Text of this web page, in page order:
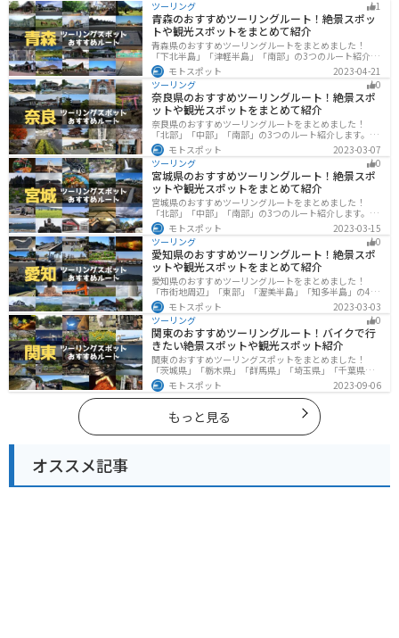
ツーリング 1
青森のおすすめツーリングルート！絶景スポッ
トや観光スポットをまとめて紹介
青森県のおすすめツーリングルートをまとめました！
「下北半島」「津軽半島」「南部」の3つのルート紹介し
ます。自然に恵まれた風光明媚な景色や歴史文化に触れ
られる観光スポットが多くあります。バイクで青森県に
ツーリングに行く際は参考にしてください。
モトスポット
2023-04-21
ツーリング
0
奈良県のおすすめツーリングルート！絶景スポ
ットや観光スポットをまとめて紹介
奈良県のおすすめツーリングルートをまとめました！
「北部」「中部」「南部」の3つのルート紹介します。歴
史のある神社寺院が多数あり、自然豊かや山々、グルメ
を満喫するツーリングができます。バイクで奈良県にツ
ーリングに行く際は参考にしてください。
モトスポット
2023-03-07
ツーリング
0
宮城県のおすすめツーリングルート！絶景スポ
ットや観光スポットをまとめて紹介
宮城県のおすすめツーリングルートをまとめました！
「北部」「中部」「南部」の3つのルート紹介します。キ
ツネ村や広大な山や滝、湖などを歴史や自然を満喫する
ツーリングができます。バイクで宮城県にツーリングに
行く際は参考にしてください。
モトスポット
2023-03-15
ツーリング
0
愛知県のおすすめツーリングルート！絶景スポ
ットや観光スポットをまとめて紹介
愛知県のおすすめツーリングルートをまとめました！
「市街地周辺」「東部」「渥美半島」「知多半島」の4つ
のルート紹介します。名古屋周辺の栄えたスポットから
山、海、美術館なども多数あり、自然・歴史・文化を満
喫するツーリングができます。バイクで愛知県にツーリ
ングに行く際は参考にしてください。
モトスポット
2023-03-03
ツーリング
0
関東のおすすめツーリングルート！バイクで行
きたい絶景スポットや観光スポット紹介
関東のおすすめツーリングスポットをまとめました！
「茨城県」「栃木県」「群馬県」「埼玉県」「千葉県」
「東京都」「神奈川県」の各県の観光地紹介します。自
然豊かな山々や湖、温泉地が点在し、四季折々の景色を
楽しめるスポットが多数あります。バイクで関東にツー
リングに行く際は参考にしてください。
モトスポット 2023-09-06
もっと見る
オススメ記事